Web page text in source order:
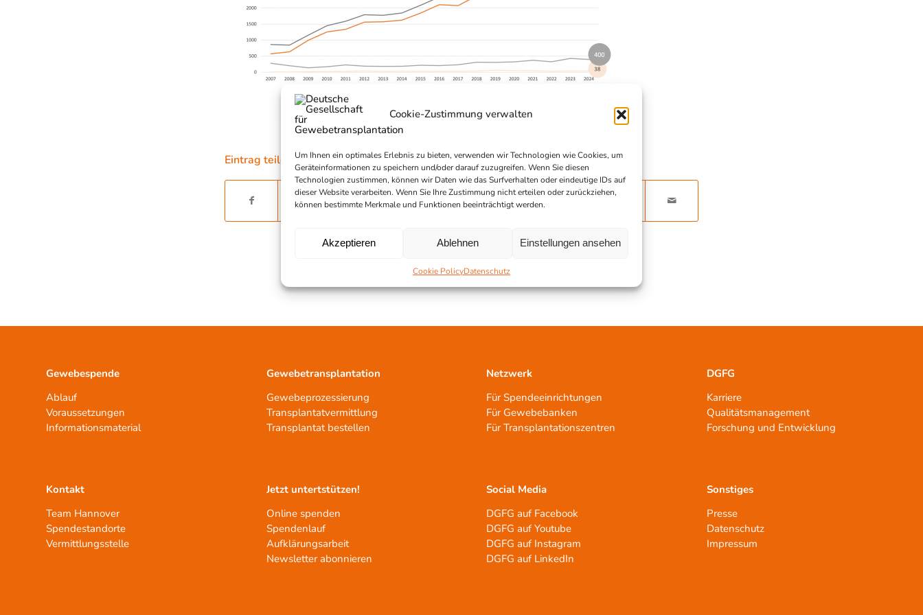
Cookie-Zustimmung verwalten
Um Ihnen ein optimales Erlebnis zu bieten, verwenden wir Technologien wie Cookies, um
Geräteinformationen zu speichern und/oder darauf zuzugreifen. Wenn Sie diesen
Technologien zustimmen, können wir Daten wie das Surfverhalten oder eindeutige IDs auf
dieser Website verarbeiten. Wenn Sie Ihre Zustimmung nicht erteilen oder zurückziehen,
können bestimmte Merkmale und Funktionen beeinträchtigt werden.
Akzeptieren Ablehnen Einstellungen ansehen
Cookie PolicyDatenschutz
Eintrag teilen
Gewebespende
Ablauf
Voraussetzungen
Informationsmaterial
Kontakt
Team Hannover
Spendestandorte
Vermittlungsstelle
Gewebetransplantation
Gewebeprozessierung
Transplantatvermittlung
Transplantat bestellen
Jetzt untertstützen!
Online spenden
Spendenlauf
Aufklärungsarbeit
Newsletter abonnieren
Netzwerk
Für Spendeeinrichtungen
Für Gewebebanken
Für Transplantationszentren
Social Media
DGFG auf Facebook
DGFG auf Youtube
DGFG auf Instagram
DGFG auf LinkedIn
DGFG
Karriere
Qualitätsmanagement
Forschung und Entwicklung
Sonstiges
Presse
Datenschutz
Impressum